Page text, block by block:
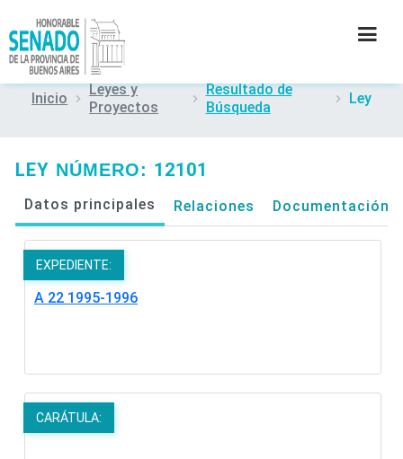
INSTITUCIÓN
SECRETARÍAS
PRENSA
Inicio
Leyes y
Proyectos
Resultado de
Búsqueda
Ley
LEY NÚMERO: 12101
Datos principales Relaciones Documentación
EXPEDIENTE:
A 22 1995-1996
CARÁTULA: